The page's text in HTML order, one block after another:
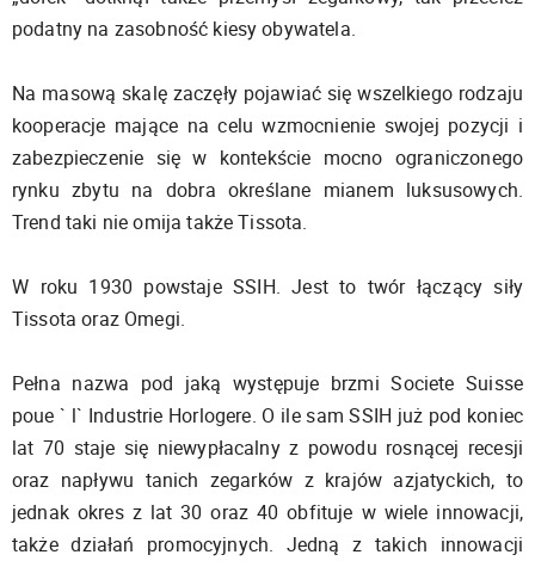
podatny na zasobność kiesy obywatela.
Na masową skalę zaczęły pojawiać się wszelkiego rodzaju
kooperacje mające na celu wzmocnienie swojej pozycji i
zabezpieczenie się w kontekście mocno ograniczonego
rynku zbytu na dobra określane mianem luksusowych.
Trend taki nie omija także Tissota.
W roku 1930 powstaje SSIH. Jest to twór łączący siły
Tissota oraz Omegi.
Pełna nazwa pod jaką występuje brzmi Societe Suisse
poue ` l` Industrie Horlogere. O ile sam SSIH już pod koniec
lat 70 staje się niewypłacalny z powodu rosnącej recesji
oraz napływu tanich zegarków z krajów azjatyckich, to
jednak okres z lat 30 oraz 40 obfituje w wiele innowacji,
także działań promocyjnych. Jedną z takich innowacji